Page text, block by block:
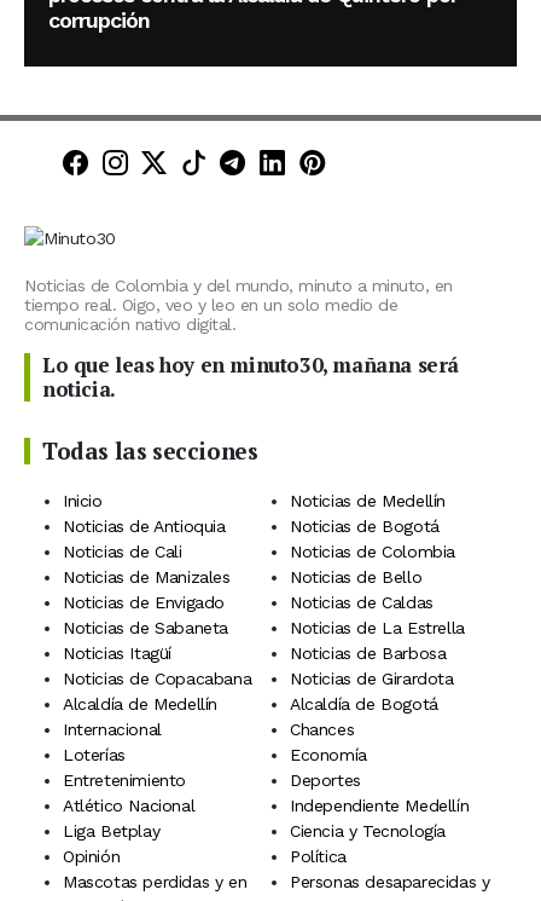
corrupción
Minuto30 en Facebook
Minuto30 en Instagram
Minuto30 en X (Twitter)
Minuto30 en TikTok
Canal de Minuto30 en
Minuto30 en LinkedIn
Minuto30 en
Noticias de Colombia y del mundo, minuto a minuto, en
tiempo real. Oigo, veo y leo en un solo medio de
comunicación nativo digital.
Lo que leas hoy en minuto30, mañana será
noticia.
Todas las secciones
Inicio
Noticias de Medellín
Noticias de Antioquia
Noticias de Bogotá
Noticias de Cali
Noticias de Colombia
Noticias de Manizales
Noticias de Bello
Noticias de Envigado
Noticias de Caldas
Noticias de Sabaneta
Noticias de La Estrella
Noticias Itagüí
Noticias de Barbosa
Noticias de Copacabana
Noticias de Girardota
Alcaldía de Medellín
Alcaldía de Bogotá
Internacional
Chances
Loterías
Economía
Entretenimiento
Deportes
Atlético Nacional
Independiente Medellín
Liga Betplay
Ciencia y Tecnología
Opinión
Política
Mascotas perdidas y en
Personas desaparecidas y